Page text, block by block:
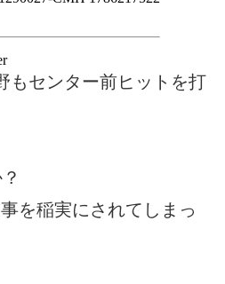
もセンター前ヒットを打
を稲実にされてしまっ